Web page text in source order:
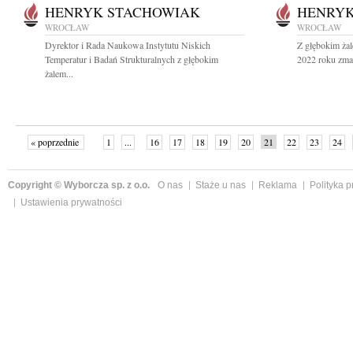
HENRYK STACHOWIAK
WROCŁAW
Dyrektor i Rada Naukowa Instytutu Niskich
Temperatur i Badań Strukturalnych z głębokim
żalem...
WROCŁAW
Z głębokim
2022 roku
« poprzednie 1 ... 16 17 18 19 20 21 22 23
24
Copyright © Wyborcza sp. z o.o. O nas Staże u nas Reklama
Polityka
Ustawienia prywatności